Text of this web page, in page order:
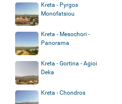
Kreta - Pyrgos
Monofatsiou
Kreta - Mesochori -
Panorama
Kreta - Gortina - Agioi
Deka
Kreta - Chondros